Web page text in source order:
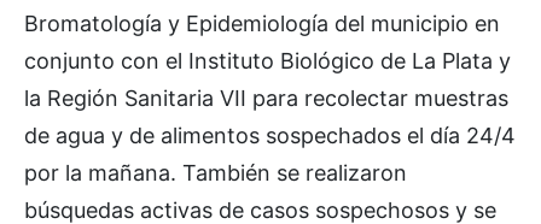
Bromatología y Epidemiología del municipio en
conjunto con el Instituto Biológico de La Plata y
la Región Sanitaria VII para recolectar muestras
de agua y de alimentos sospechados el día 24/4
por la mañana. También se realizaron
búsquedas activas de casos sospechosos y se